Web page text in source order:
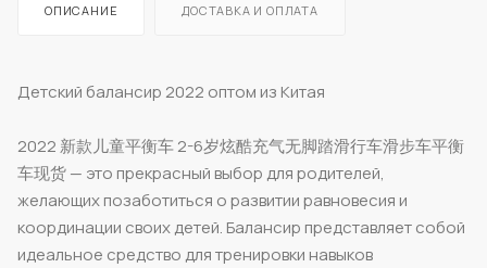
ОПИСАНИЕ ДОСТАВКА И ОПЛАТА
Детский балансир 2022 оптом из Китая
2022 新款儿童平衡车 2-6岁炫酷充气无脚踏滑行车滑步车平衡
车现货 — это прекрасный выбор для родителей,
желающих позаботиться о развитии равновесия и
координации своих детей. Балансир представляет собой
идеальное средство для тренировки навыков